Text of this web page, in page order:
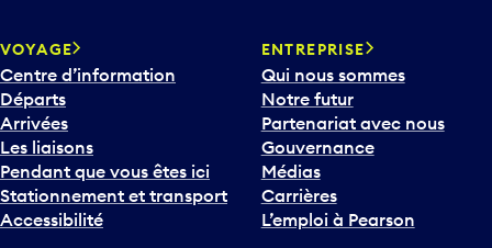
VOYAGE
Centre d’information
Départs
Arrivées
Les liaisons
Pendant que vous êtes ici
Stationnement et transport
Accessibilité
ENTREPRISE
Qui nous sommes
Notre futur
Partenariat avec nous
Gouvernance
Médias
Carrières
L’emploi à Pearson